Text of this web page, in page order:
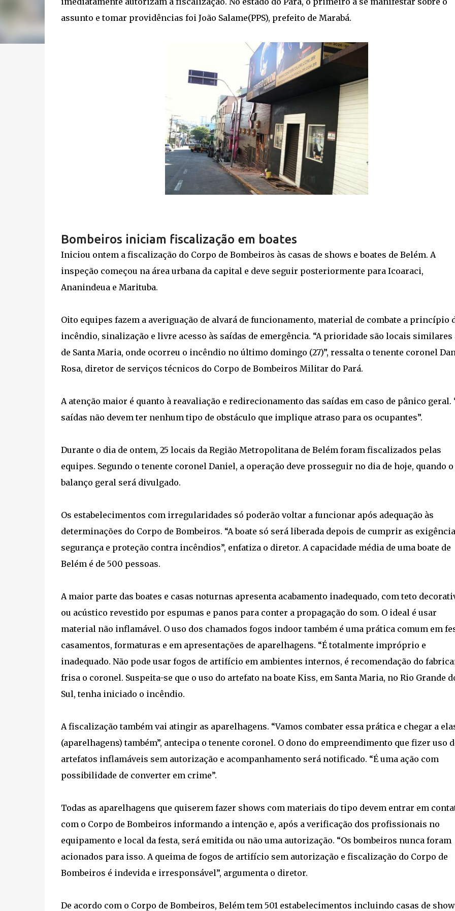
assunto e tomar providências foi João Salame(PPS), prefeito de Marabá.
Bombeiros iniciam fiscalização em boates
Iniciou ontem a fiscalização do Corpo de Bombeiros às casas de shows e boates de Belém. A
inspeção começou na área urbana da capital e deve seguir posteriormente para Icoaraci,
Ananindeua e Marituba.
Oito equipes fazem a averiguação de alvará de funcionamento, material de combate a princípio
incêndio, sinalização e livre acesso às saídas de emergência. “A prioridade são locais similares
de Santa Maria, onde ocorreu o incêndio no último domingo (27)”, ressalta o tenente coronel
Rosa, diretor de serviços técnicos do Corpo de Bombeiros Militar do Pará.
A atenção maior é quanto à reavaliação e redirecionamento das saídas em caso de pânico geral.
saídas não devem ter nenhum tipo de obstáculo que implique atraso para os ocupantes”.
Durante o dia de ontem, 25 locais da Região Metropolitana de Belém foram fiscalizados pelas
equipes. Segundo o tenente coronel Daniel, a operação deve prosseguir no dia de hoje, quando o
balanço geral será divulgado.
Os estabelecimentos com irregularidades só poderão voltar a funcionar após adequação às
determinações do Corpo de Bombeiros. “A boate só será liberada depois de cumprir as
segurança e proteção contra incêndios”, enfatiza o diretor. A capacidade média de uma boate de
Belém é de 500 pessoas.
A maior parte das boates e casas noturnas apresenta acabamento inadequado, com teto
ou acústico revestido por espumas e panos para conter a propagação do som. O ideal é usar
material não inflamável. O uso dos chamados fogos indoor também é uma prática comum em
casamentos, formaturas e em apresentações de aparelhagens. “É totalmente impróprio e
inadequado. Não pode usar fogos de artifício em ambientes internos, é recomendação do
frisa o coronel. Suspeita-se que o uso do artefato na boate Kiss, em Santa Maria, no Rio Grande
Sul, tenha iniciado o incêndio.
A fiscalização também vai atingir as aparelhagens. “Vamos combater essa prática e chegar a
(aparelhagens) também”, antecipa o tenente coronel. O dono do empreendimento que fizer uso
artefatos inflamáveis sem autorização e acompanhamento será notificado. “É uma ação com
possibilidade de converter em crime”.
Todas as aparelhagens que quiserem fazer shows com materiais do tipo devem entrar em
com o Corpo de Bombeiros informando a intenção e, após a verificação dos profissionais no
equipamento e local da festa, será emitida ou não uma autorização. “Os bombeiros nunca foram
acionados para isso. A queima de fogos de artifício sem autorização e fiscalização do Corpo de
Bombeiros é indevida e irresponsável”, argumenta o diretor.
De acordo com o Corpo de Bombeiros, Belém tem 501 estabelecimentos incluindo casas de